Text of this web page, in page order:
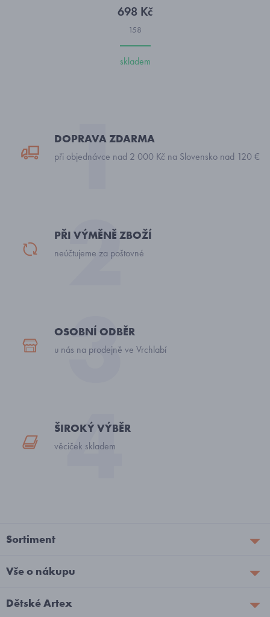
698 Kč
158
skladem
DOPRAVA ZDARMA
při objednávce nad 2 000 Kč na Slovensko nad 120 €
PŘI VÝMĚNĚ ZBOŽÍ
neúčtujeme za poštovné
OSOBNÍ ODBĚR
u nás na prodejně ve Vrchlabí
ŠIROKÝ VÝBĚR
věciček skladem
Sortiment
Vše o nákupu
Dětské Artex